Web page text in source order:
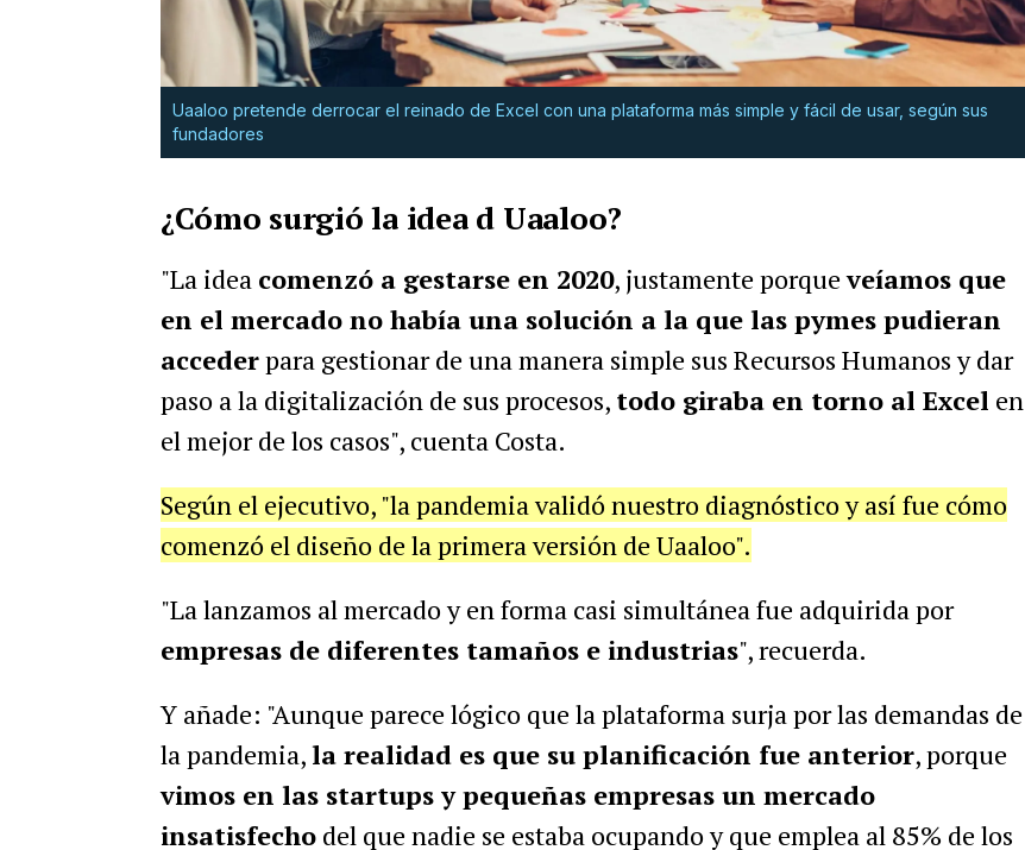
Uaaloo pretende derrocar el reinado de Excel con una plataforma más simple y fácil de usar, según sus
fundadores
¿Cómo surgió la idea d Uaaloo?
"La idea comenzó a gestarse en 2020, justamente porqueveíamos que
en el mercado no había una solución a la que las pymes pudieran
accederpara gestionar de una manera simple sus Recursos Humanos y dar
paso a la digitalización de sus procesos, todo giraba en torno al Excel en
el mejor de los casos", cuenta Costa.
Según el ejecutivo, "la pandemia validó nuestro diagnóstico y así fue cómo
comenzó el diseño de la primera versión de Uaaloo".
"La lanzamos al mercado y en forma casi simultánea fue adquirida por
empresas de diferentes tamaños e industrias", recuerda.
Y añade: "Aunque parece lógico que la plataforma surja por las demandas de
la pandemia,la realidad es que su planificación fue anterior, porque
vimos en las startups y pequeñas empresas un mercado
insatisfechodel que nadie se estaba ocupando y que emplea al 85% de los